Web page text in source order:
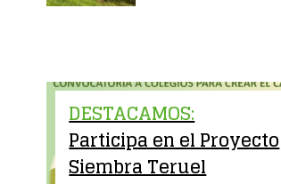
DESTACAMOS:
Participa en el Proyecto
Siembra Teruel